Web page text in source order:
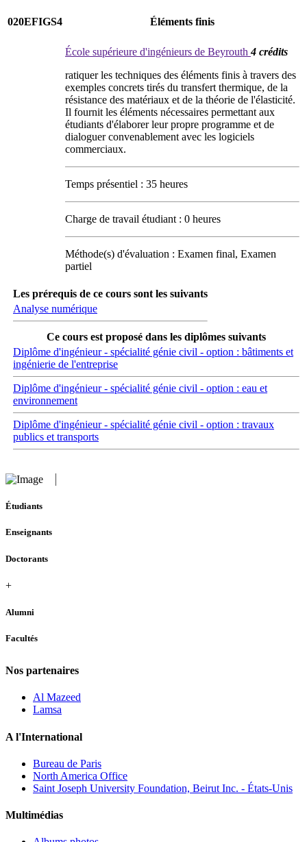
020EFIGS4 Éléments finis
École supérieure d'ingénieurs de Beyrouth4 crédits
ratiquer les techniques des éléments finis à travers des
exemples concrets tirés du transfert thermique, de la
résistance des matériaux et de la théorie de l'élasticité.
Il fournit les éléments nécessaires permettant aux
étudiants d'élaborer leur propre programme et de
dialoguer convenablement avec les logiciels
commerciaux.
Temps présentiel : 35 heures
Charge de travail étudiant : 0 heures
Méthode(s) d'évaluation : Examen final, Examen
partiel
Les prérequis de ce cours sont les suivants
Analyse numérique
Ce cours est proposé dans les diplômes suivants
Diplôme d'ingénieur - spécialité génie civil - option : bâtiments et
ingénierie de l'entreprise
Diplôme d'ingénieur - spécialité génie civil - option : eau et
environnement
Diplôme d'ingénieur - spécialité génie civil - option : travaux
publics et transports
Étudiants
Enseignants
Doctorants
+
Alumni
Facultés
Nos partenaires
Al Mazeed
Lamsa
A l'International
Bureau de Paris
North America Office
Saint Joseph University Foundation, Beirut Inc. - États-Unis
Multimédias